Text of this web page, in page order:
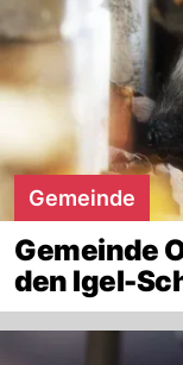
Gemeinde
Gemeinde
den Igel-